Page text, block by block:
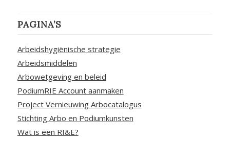
PAGINA’S
Arbeidshygiënische strategie
Arbeidsmiddelen
Arbowetgeving en beleid
PodiumRIE Account aanmaken
Project Vernieuwing Arbocatalogus
Stichting Arbo en Podiumkunsten
Wat is een RI&E?